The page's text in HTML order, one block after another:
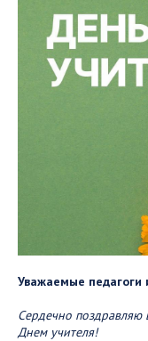
Уважаемые педагоги
Сердечно поздравляю
Днем учителя!